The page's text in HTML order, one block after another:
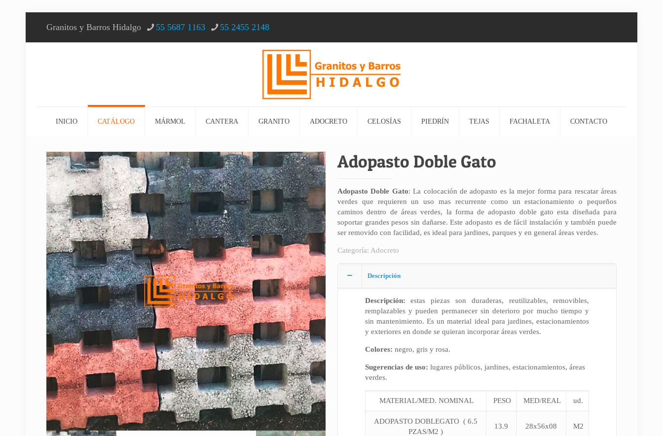
Granitos y Barros Hidalgo 55 5687 1163 55 2455 2148
INICIO CATÁLOGO MÁRMOL CANTERA GRANITO ADOCRETO CELOSÍAS PIEDRÍN TEJAS FACHALETA CONTACTO
Adopasto Doble Gato
Adopasto Doble Gato: La colocación de adopasto es la mejor forma para rescatar áreas
verdes que requieren un uso mas recurrente como un estacionamiento o pequeños
caminos dentro de áreas verdes, la forma de adopasto doble gato esta diseñada para
soportar grandes pesos sin dañarse. Este adopasto es de fácil instalación y también puede
ser removido con facilidad, es ideal para jardines, parques y en general áreas verdes.
Categoría: Adocreto
Descripción
Descripción: estas piezas son duraderas, reutilizables, removibles,
remplazables y pueden permanecer sin deterioro por mucho tiempo y
sin mantenimiento. Es un material ideal para jardines, estacionamientos
y exteriores en donde se quieran incorporar áreas verdes.
Colores: negro, gris y rosa.
Sugerencias de uso: lugares públicos, jardines, estacionamientos, áreas
verdes.
MATERIAL/MED. NOMINAL PESO MED/REAL ud.
ADOPASTO DOBLEGATO ( 6.5
PZAS/M2 )
13.9 28x56x08 M2